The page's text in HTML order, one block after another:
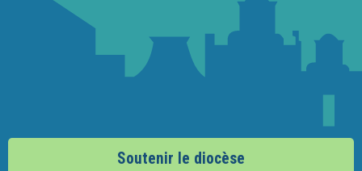
Soutenir le diocèse